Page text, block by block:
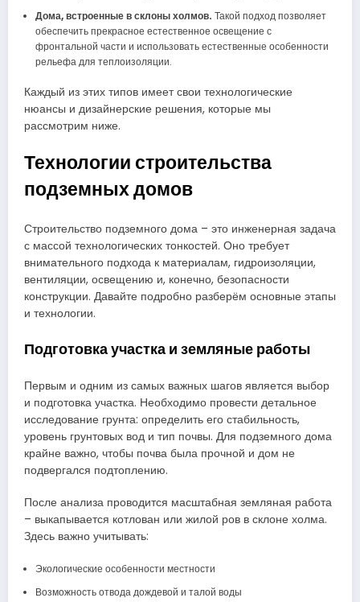
Дома, встроенные в склоны холмов. Такой подход позволяет
обеспечить прекрасное естественное освещение с
фронтальной части и использовать естественные особенности
рельефа для теплоизоляции.
Каждый из этих типов имеет свои технологические
нюансы и дизайнерские решения, которые мы
рассмотрим ниже.
Технологии строительства
подземных домов
Строительство подземного дома – это инженерная задача
с массой технологических тонкостей. Оно требует
внимательного подхода к материалам, гидроизоляции,
вентиляции, освещению и, конечно, безопасности
конструкции. Давайте подробно разберём основные этапы
и технологии.
Подготовка участка и земляные работы
Первым и одним из самых важных шагов является выбор
и подготовка участка. Необходимо провести детальное
исследование грунта: определить его стабильность,
уровень грунтовых вод и тип почвы. Для подземного дома
крайне важно, чтобы почва была прочной и дом не
подвергался подтоплению.
После анализа проводится масштабная земляная работа
– выкапывается котлован или жилой ров в склоне холма.
Здесь важно учитывать:
Экологические особенности местности
Возможность отвода дождевой и талой воды